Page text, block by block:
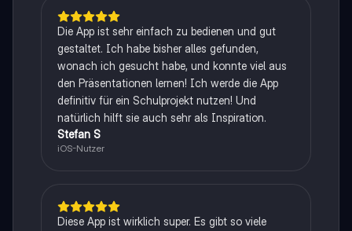
Die App ist sehr einfach zu bedienen und gut
gestaltet. Ich habe bisher alles gefunden,
wonach ich gesucht habe, und konnte viel aus
den Präsentationen lernen! Ich werde die App
definitiv für ein Schulprojekt nutzen! Und
natürlich hilft sie auch sehr als Inspiration.
Stefan S
iOS-Nutzer
Diese App ist wirklich super. Es gibt so viele